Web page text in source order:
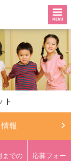
ト
報
までの
応募フォー